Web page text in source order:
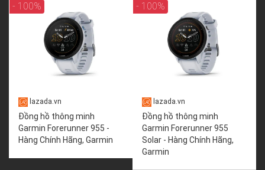
- 100%
lazada.vn
Đồng hồ thông minh
Garmin Forerunner 955 -
Hàng Chính Hãng, Garmin
- 100%
lazada.vn
Đồng hồ thông minh
Garmin Forerunner 955
Solar - Hàng Chính Hãng,
Garmin